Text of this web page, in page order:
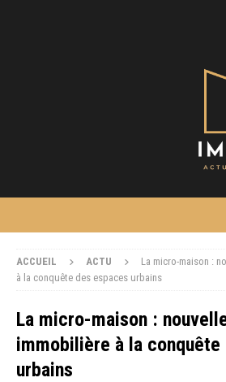
ACCUEIL ACTU
La micro-maison :
à la conquête des espaces urbains
La micro-maison :
immobilière à la conquête
urbains